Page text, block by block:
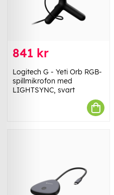
841 kr
Logitech G - Yeti Orb RGB-
spillmikrofon med
LIGHTSYNC, svart